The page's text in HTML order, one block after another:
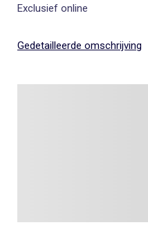
Exclusief online
Gedetailleerde omschrijving